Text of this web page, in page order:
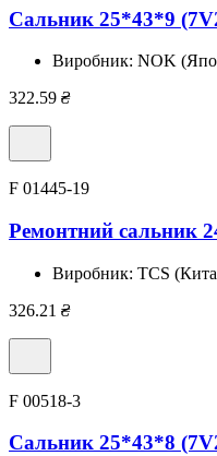
Сальник 25*43*9
Виробник: NOK
322.59 ₴
F 01445-19
Ремонтний сальник
Виробник: TCS
326.21 ₴
F 00518-3
Сальник 25*43*8